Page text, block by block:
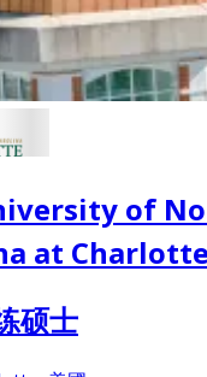
of
at Charlotte
硕士